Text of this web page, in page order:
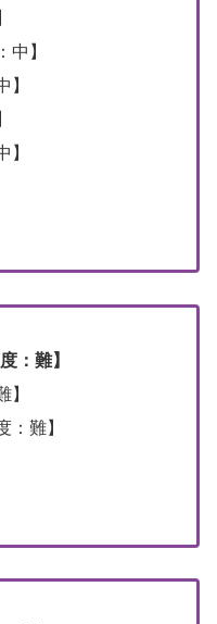
中】
】
】
：難】
】
：難】